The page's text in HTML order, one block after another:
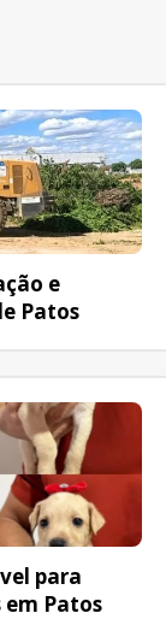
e
Patos
para
Patos